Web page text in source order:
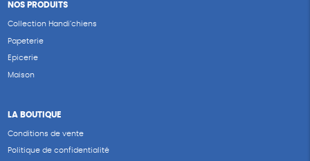
NOS PRODUITS
Collection Handi’chiens
Papeterie
Epicerie
Maison
LA BOUTIQUE
Conditions de vente
Politique de confidentialité